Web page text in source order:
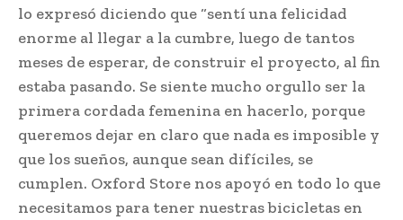
lo expresó diciendo que “sentí una felicidad
enorme al llegar a la cumbre, luego de tantos
meses de esperar, de construir el proyecto, al fin
estaba pasando. Se siente mucho orgullo ser la
primera cordada femenina en hacerlo, porque
queremos dejar en claro que nada es imposible y
que los sueños, aunque sean difíciles, se
cumplen. Oxford Store nos apoyó en todo lo que
necesitamos para tener nuestras bicicletas en